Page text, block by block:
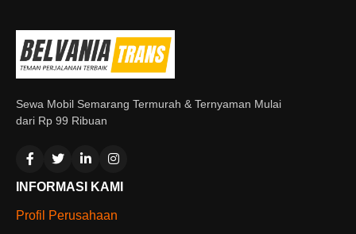
Sewa Mobil Semarang Termurah & Ternyaman Mulai
dari Rp 99 Ribuan
INFORMASI KAMI
Profil Perusahaan